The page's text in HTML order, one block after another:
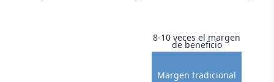
Margen tradicional
8-10 veces el margen
de beneficio